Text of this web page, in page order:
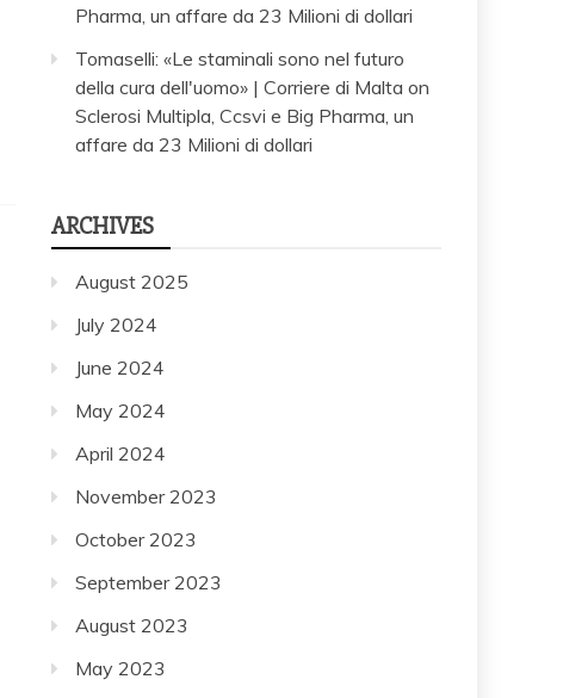
Pharma, un affare da 23 Milioni di dollari
Tomaselli: «Le staminali sono nel futuro
della cura dell'uomo» | Corriere di Malta on
Sclerosi Multipla, Ccsvi e Big Pharma, un
affare da 23 Milioni di dollari
ARCHIVES
August 2025
July 2024
June 2024
May 2024
April 2024
November 2023
October 2023
September 2023
August 2023
May 2023